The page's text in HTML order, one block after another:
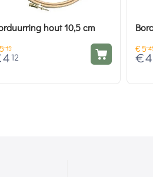
hout 10,5 cm
5 15
4 12
€5
€4